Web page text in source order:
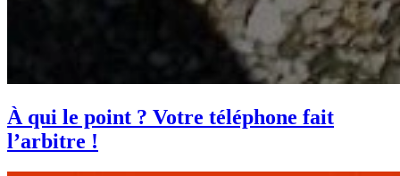
À qui le point ? Votre téléphone fait
l’arbitre !